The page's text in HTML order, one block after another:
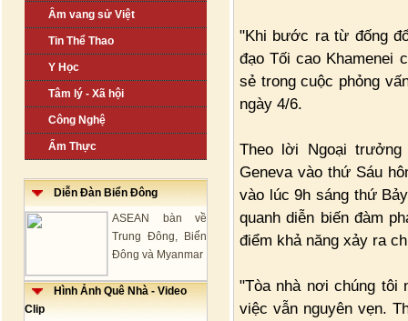
Âm vang sử Việt
Tin Thể Thao
Y Học
Tâm lý - Xã hội
Công Nghệ
Ẩm Thực
Diễn Đàn Biển Đông
ASEAN bàn về
Trung Đông, Biển
Đông và Myanmar
Hình Ảnh Quê Nhà - Video
Clip
"Khi bước ra từ đống
đạo Tối cao Khamenei
sẻ trong cuộc phỏng
ngày 4/6.
Theo lời Ngoại
Geneva vào thứ Sáu
vào lúc 9h sáng thứ
quanh diễn biến đàm
điểm khả năng xảy ra
"Tòa nhà nơi chúng tôi
việc vẫn nguyên vẹn.